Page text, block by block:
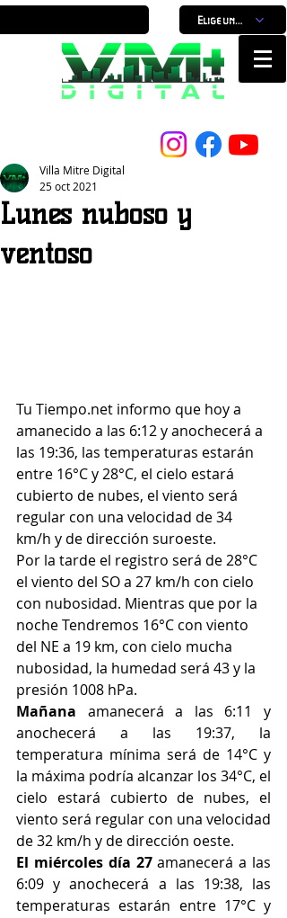
Elige un horario
Lunes nuboso y
ventoso
Villa Mitre Digital
25 oct 2021
Tu Tiempo.net informo que hoy a
amanecido a las 6:12 y anochecerá a
las 19:36, las temperaturas estarán
entre 16°C y 28°C, el cielo estará
cubierto de nubes, el viento será
regular con una velocidad de 34
km/h y de dirección suroeste.
Por la tarde el registro será de 28°C
el viento del SO a 27 km/h con cielo
con nubosidad. Mientras que por la
noche Tendremos 16°C con viento
del NE a 19 km, con cielo mucha
nubosidad, la humedad será 43 y la
presión 1008 hPa.
Mañana amanecerá a las 6:11 y
anochecerá a las 19:37, la
temperatura mínima será de 14°C y
la máxima podría alcanzar los 34°C, el
cielo estará cubierto de nubes, el
viento será regular con una velocidad
de 32 km/h y de dirección oeste.
El miércoles día 27 amanecerá a las
6:09 y anochecerá a las 19:38, las
temperaturas estarán entre 17°C y